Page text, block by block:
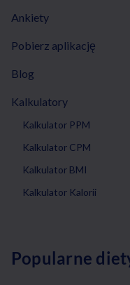
Ankiety
Pobierz aplikację
Blog
Kalkulatory
Kalkulator PPM
Kalkulator CPM
Kalkulator BMI
Kalkulator Kalorii
Popularne